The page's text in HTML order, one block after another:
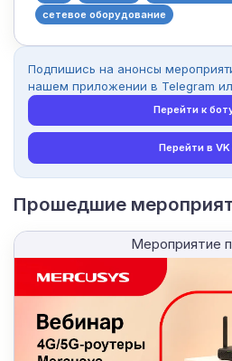
сетевое оборудование
Подпишись на анонсы
нашем приложении в Telegram
Перейти к
Перейти в VK
Прошедшие
Мероприятие